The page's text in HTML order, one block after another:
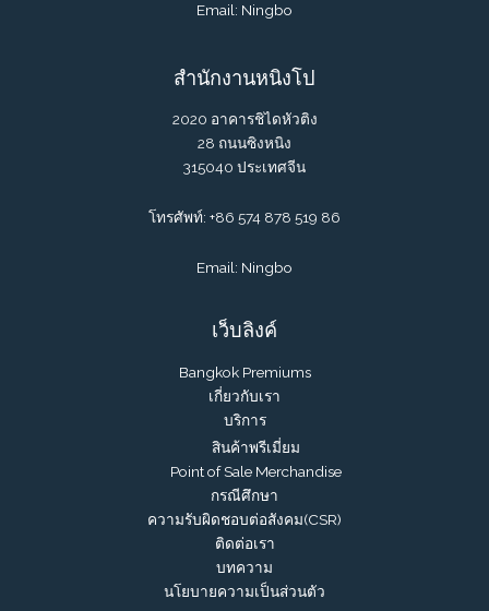
Email: Ningbo
สำนักงานหนิงโป
2020 อาคารชิไดหัวติง
28 ถนนซิงหนิง
315040 ประเทศจีน
โทรศัพท์: +86 574 878 519 86
Email: Ningbo
เว็บลิงค์
Bangkok Premiums
เกี่ยวกับเรา
บริการ
สินค้าพรีเมี่ยม
Point of Sale Merchandise
กรณีศึกษา
ความรับผิดชอบต่อสังคม(CSR)
ติดต่อเรา
บทความ
นโยบายความเป็นส่วนตัว